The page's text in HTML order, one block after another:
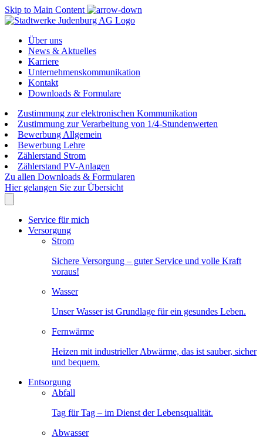
Skip to Main Content
Über uns
News & Aktuelles
Karriere
Unternehmenskommunikation
Kontakt
Downloads & Formulare
Zustimmung zur elektronischen Kommunikation
Zustimmung zur Verarbeitung von 1/4-Stundenwerten
Bewerbung Allgemein
Bewerbung Lehre
Zählerstand Strom
Zählerstand PV-Anlagen
Zu allen Downloads & Formularen
Hier gelangen Sie zur Übersicht
Service für mich
Versorgung
Strom
Sichere Versorgung – guter Service und volle Kraft
voraus!
Wasser
Unser Wasser ist Grundlage für ein gesundes Leben.
Fernwärme
Heizen mit industrieller Abwärme, das ist sauber, sicher
und bequem.
Entsorgung
Abfall
Tag für Tag – im Dienst der Lebensqualität.
Abwasser